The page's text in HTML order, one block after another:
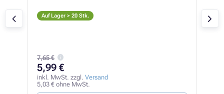
Auf Lager > 20 Stk.
7,65 €
5,99 €
inkl. MwSt. zzgl. Versand
5,03 € ohne MwSt.